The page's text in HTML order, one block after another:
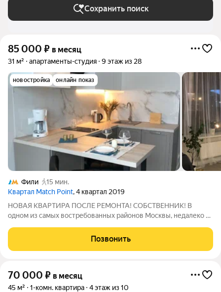
Сохранить поиск
85 000 ₽ в месяц
31 м² апартаменты-студия 9 этаж из 28
новостройка онлайн показ
Фили
15 мин.
Квартал Match Point, 4 квартал 2019
НОВАЯ КВАРТИРА ПОСЛЕ РЕМОНТА! СОБСТВЕННИК! В
одном из самых востребованных районов Москвы, недалеко от
по индивидуальному дизайн-проекту. Квартира полностью
готова к проживанию. Техника
Позвонить
70 000 ₽ в месяц
45 м² 1-комн. квартира 4 этаж из 10